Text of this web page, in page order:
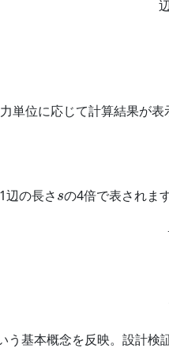
単位に応じて計算結果が
辺の長さ の4倍で表されま
基本概念を反映。設計検